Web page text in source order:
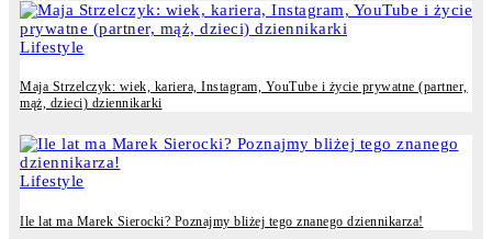
Lifestyle
Maja Strzelczyk: wiek, kariera, Instagram, YouTube i życie prywatne (partner,
mąż, dzieci) dziennikarki
Lifestyle
Ile lat ma Marek Sierocki? Poznajmy bliżej tego znanego dziennikarza!